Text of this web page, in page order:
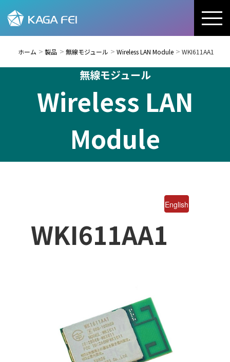
ホーム 製品 無線モジュール Wireless LAN Module WKI611AA1
無線モジュール
Wireless LAN
Module
English
WKI611AA1